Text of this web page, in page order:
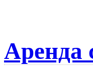
Аренда